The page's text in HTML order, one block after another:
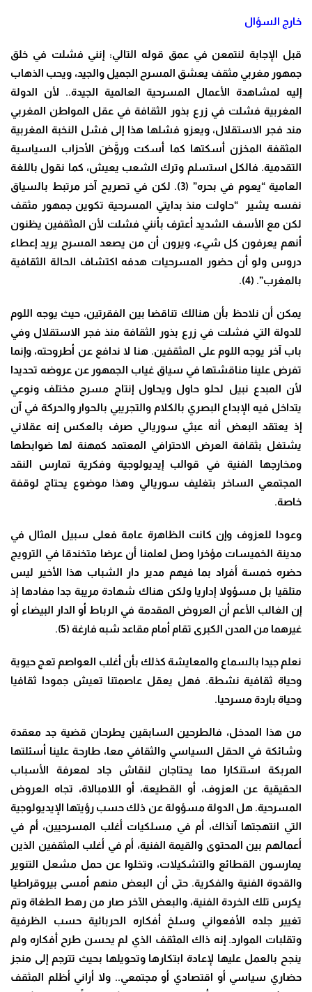
خارج السؤال
قبل الإجابة لنتمعن في عمق قوله التالي: إنني فشلت في خلق
جمهور مغربي مثقف يعشق المسرح الجميل والجيد، ويحب الذهاب
إليه لمشاهدة الأعمال المسرحية العالمية الجيدة.. لأن الدولة
المغربية فشلت في زرع بذور الثقافة في عقل المواطن المغربي
مند فجر الاستقلال، ويعزو فشلها هذا إلى فشل النخبة المغربية
المثقفة المخزن أسكتها كما أسكت وروَّضَ الأحزاب السياسية
التقدمية. فالكل استسلم وترك الشعب يعيش، كما نقول باللغة
العامية “يعوم في بحره” (3). لكن في تصريح آخر مرتبط بالسياق
نفسه يشير “حاولت منذ بدايتي المسرحية تكوين جمهور مثقف
لكن مع الأسف الشديد أعترف بأنني فشلت لأن المثقفين يظنون
أنهم يعرفون كل شيء، ويرون أن من يصعد المسرح يريد إعطاء
دروس ولو أن حضور المسرحيات هدفه اكتشاف الحالة الثقافية
بالمغرب”. (4).
يمكن أن نلاحظ بأن هنالك تناقضا بين الفقرتين، حيث يوجه اللوم
للدولة التي فشلت في زرع بذور الثقافة منذ فجر الاستقلال وفي
باب آخر يوجه اللوم على المثقفين. هنا لا ندافع عن أطروحته، وإنما
تفرض علينا مناقشتها في سياق غياب الجمهور عن عروضه تحديدا
لأن المبدع نبيل لحلو حاول ويحاول إنتاج مسرح مختلف ونوعي
يتداخل فيه الإبداع البصري بالكلام والتجريبي بالحوار والحركة في آن
إذ يعتقد البعض أنه عبثي سوريالي صرف بالعكس إنه عقلاني
يشتغل بثقافة العرض الاحترافي المعتمد كمهنة لها ضوابطها
ومخارجها الفنية في قوالب إيديولوجية وفكرية تمارس النقد
المجتمعي الساخر بتغليف سوريالي وهذا موضوع يحتاج لوقفة
خاصة.
وعودا للعزوف وإن كانت الظاهرة عامة فعلى سبيل المثال في
مدينة الخميسات مؤخرا وصل لعلمنا أن عرضا متخندقا في الترويج
حضره خمسة أفراد بما فيهم مدير دار الشباب هذا الأخير ليس
متلقيا بل مسؤولا إداريا ولكن هناك شهادة مريبة جدا مفادها إذ
إن الغالب الأعم أن العروض المقدمة في الرباط أو الدار البيضاء أو
غيرهما من المدن الكبرى تقام أمام مقاعد شبه فارغة (5).
نعلم جيدا بالسماع والمعايشة كذلك بأن أغلب العواصم تعج حيوية
وحياة ثقافية نشطة. فهل يعقل عاصمتنا تعيش جمودا ثقافيا
وحياة باردة مسرحيا.
من هذا المدخل، فالطرحين السابقين يطرحان قضية جد معقدة
وشائكة في الحقل السياسي والثقافي معا، طارحة علينا أسئلتها
المربكة استنكارا مما يحتاجان لنقاش جاد لمعرفة الأسباب
الحقيقية عن العزوف، أو القطيعة، أو اللامبالاة، تجاه العروض
المسرحية. هل الدولة مسؤولة عن ذلك حسب رؤيتها الإيديولوجية
التي انتهجتها آنذاك، أم في مسلكيات أغلب المسرحيين، أم في
أعمالهم بين المحتوى والقيمة الفنية، أم في أغلب المثقفين الذين
يمارسون القطائع والتشكيلات، وتخلوا عن حمل مشعل التنوير
والقدوة الفنية والفكرية. حتى أن البعض منهم أمسى بيروقراطيا
يكرس تلك الخردة الفنية، والبعض الآخر صار من رهط الطغاة وتم
تغيير جلده الأفعواني وسلخ أفكاره الحربائية حسب الظرفية
وتقلبات الموارد. إنه ذاك المثقف الذي لم يحسن طرح أفكاره ولم
ينجح بالعمل عليها لإعادة ابتكارها وتحويلها بحيث تترجم إلى منجز
حضاري سياسي أو اقتصادي أو مجتمعي.. ولا أراني أظلم المثقف